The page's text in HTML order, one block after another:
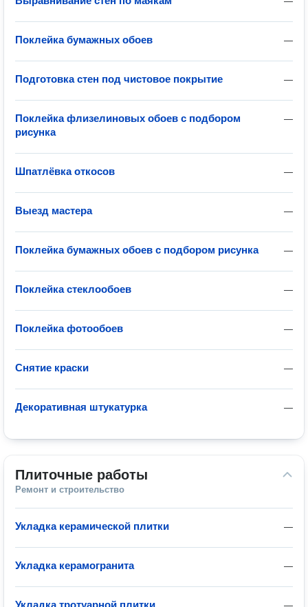
—
Поклейка бумажных обоев
—
Подготовка стен под чистовое покрытие
—
Поклейка флизелиновых обоев с подбором
рисунка
—
Шпатлёвка откосов
—
Выезд мастера
—
Поклейка бумажных обоев с подбором рисунка
—
Поклейка стеклообоев
—
Поклейка фотообоев
—
Снятие краски
—
Декоративная штукатурка
Плиточные работы
Ремонт и строительство
—
Укладка керамической плитки
—
Укладка керамогранита
Укладка тротуарной плитки